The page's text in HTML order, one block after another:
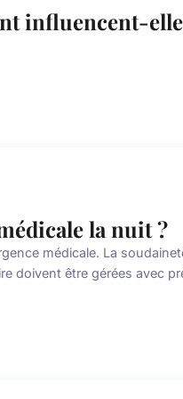
influencent-
la nuit ?
médicale. La
doivent être gérées avec